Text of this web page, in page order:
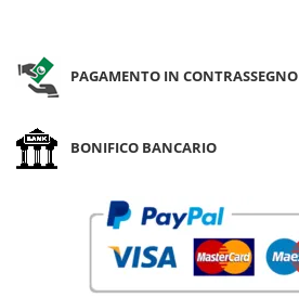
PAGAMENTO IN CONTRASSEGNO
BONIFICO BANCARIO